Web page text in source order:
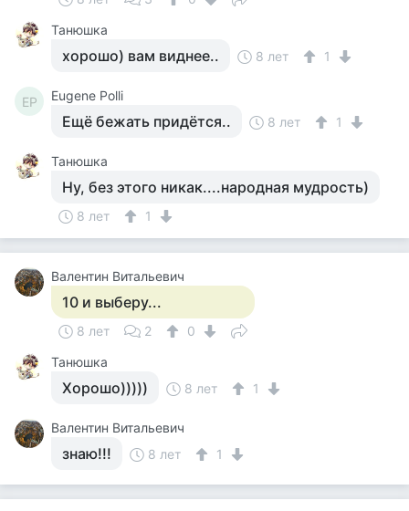
Танюшка
хорошо) вам виднее.. 8 лет 1
EP Eugene Polli
Ещё бежать придётся.. 8 лет 1
Танюшка
Ну, без этого никак....народная мудрость)
8 лет 1
Валентин Витальевич
10 и выберу...
8 лет 2
0
Танюшка
Хорошо))))) 8 лет 1
Валентин Витальевич
знаю!!! 8 лет 1